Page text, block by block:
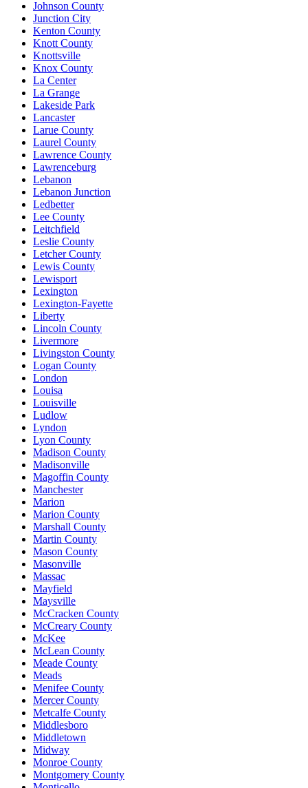
Johnson County
Junction City
Kenton County
Knott County
Knottsville
Knox County
La Center
La Grange
Lakeside Park
Lancaster
Larue County
Laurel County
Lawrence County
Lawrenceburg
Lebanon
Lebanon Junction
Ledbetter
Lee County
Leitchfield
Leslie County
Letcher County
Lewis County
Lewisport
Lexington
Lexington-Fayette
Liberty
Lincoln County
Livermore
Livingston County
Logan County
London
Louisa
Louisville
Ludlow
Lyndon
Lyon County
Madison County
Madisonville
Magoffin County
Manchester
Marion
Marion County
Marshall County
Martin County
Mason County
Masonville
Massac
Mayfield
Maysville
McCracken County
McCreary County
McKee
McLean County
Meade County
Meads
Menifee County
Mercer County
Metcalfe County
Middlesboro
Middletown
Midway
Monroe County
Montgomery County